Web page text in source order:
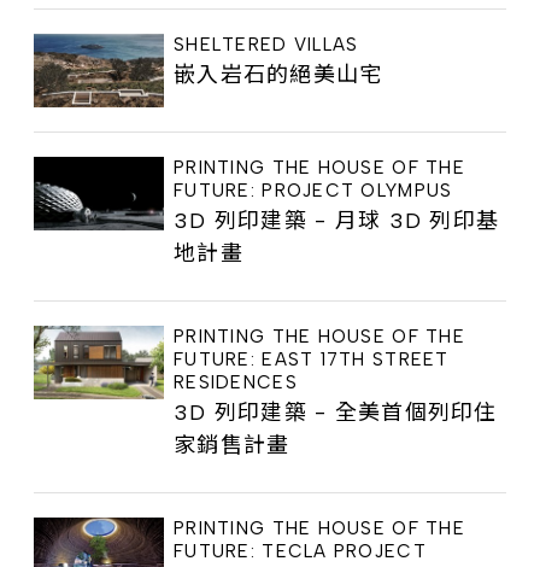
SHELTERED VILLAS
嵌入岩石的絕美山宅
PRINTING THE HOUSE OF THE
FUTURE: PROJECT OLYMPUS
3D 列印建築 - 月球 3D 列印基
地計畫
PRINTING THE HOUSE OF THE
FUTURE: EAST 17TH STREET
RESIDENCES
3D 列印建築 - 全美首個列印住
家銷售計畫
PRINTING THE HOUSE OF THE
FUTURE: TECLA PROJECT